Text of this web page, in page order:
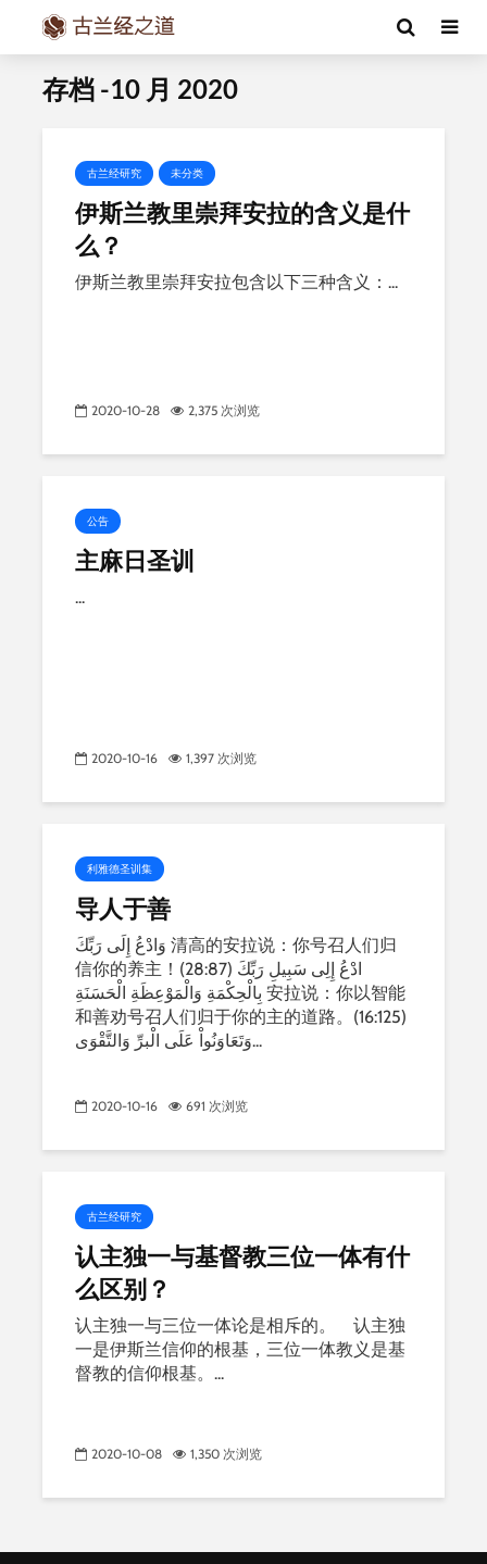
存档 -10 月 2020
古兰经研究 未分类
伊斯兰教里崇拜安拉的含义是什
么？
伊斯兰教里崇拜安拉包含以下三种含义：...
2020-10-28 2,375 次浏览
公告
主麻日圣训
...
2020-10-16 1,397 次浏览
利雅德圣训集
导人于善
وَادْعُ إِلَى رَبِّكَ 清高的安拉说：你号召人们归
信你的养主！(28:87) ادْعُ إِلِى سَبِيلِ رَبِّكَ
بِالْحِكْمَةِ وَالْمَوْعِظَةِ الْحَسَنَةِ 安拉说：你以智能
和善劝号召人们归于你的主的道路。(16:125)
وَتَعَاوَنُواْ عَلَى الْبرِّ وَالتَّقْوَى...
2020-10-16 691 次浏览
古兰经研究
认主独一与基督教三位一体有什
么区别？
认主独一与三位一体论是相斥的。 认主独
一是伊斯兰信仰的根基，三位一体教义是基
督教的信仰根基。...
2020-10-08 1,350 次浏览